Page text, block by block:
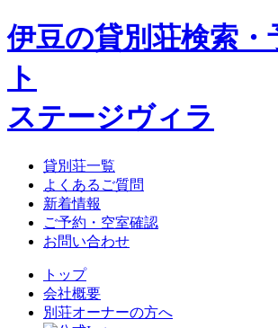
伊豆の貸別荘検索・
ト
ステージヴィラ
貸別荘一覧
よくあるご質問
新着情報
ご予約・空室確認
お問い合わせ
トップ
会社概要
別荘オーナーの方へ